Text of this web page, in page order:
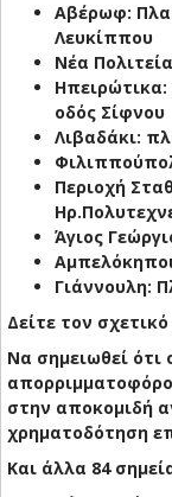
Αβέρωφ:
Λευκίππου
Νέα
οδός Σίφνου
Λιβαδάκι:
Περιοχή
Άγιος
Γιάννουλη:
Δείτε τον
Να σημειωθεί ότι
στην αποκομιδή
χρηματοδότηση
Και άλλα 84